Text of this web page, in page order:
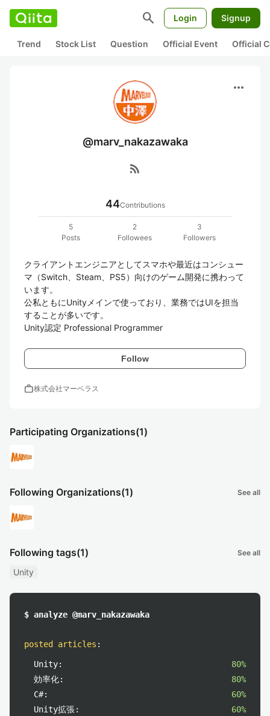
search Login Signup
Trend Stock List Question Official Event Official
more_horiz
@marv_nakazawaka
rss_feed
44Contributions
5
Posts
2
Followees
3
Followers
クライアントエンジニアとしてスマホや最近はコンシュー
マ（Switch、Steam、PS5）向けのゲーム開発に携わって
います。
公私ともにUnityメインで使っており、業務ではUIを担当
することが多いです。
Unity認定 Professional Programmer
Follow
work株式会社マーベラス
Participating Organizations(1)
Following Organizations(1) See all
Following tags(1) See all
Unity
$ analyze @marv_nakazawaka
posted articles :
Unity:
80%
効率化:
80%
C#:
60%
Unity拡張:
60%